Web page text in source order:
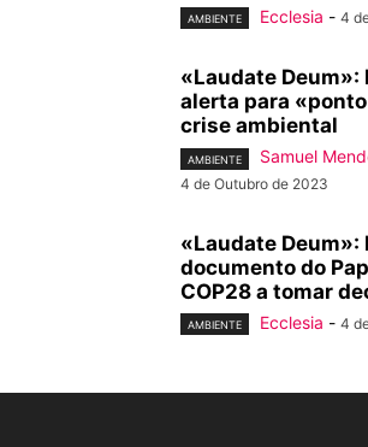
AMBIENTE Ecclesia - 4
«Laudate Deum»:
alerta para
crise ambiental
AMBIENTE Samuel
4 de Outubro de 2023
«Laudate Deum»:
documento do
COP28 a tomar
AMBIENTE Ecclesia - 4